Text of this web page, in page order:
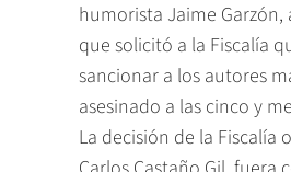
humorista Jaime
que solicitó a la Fiscalía
sancionar a los autores
asesinado a las cinco y
La decisión de la Fiscalía